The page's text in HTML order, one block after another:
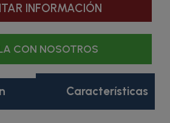
INFORMACIÓN
CON NOSOTROS
Características